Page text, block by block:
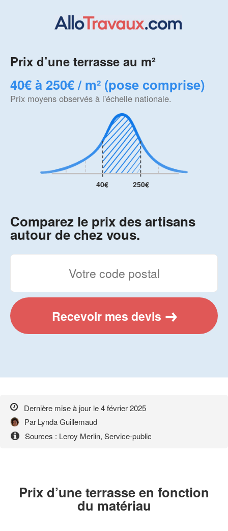
Prix d’une terrasse au m²
40€ à 250€ / m² (pose comprise)
Prix moyens observés à l'échelle nationale.
40€ 250€
Comparez le prix des artisans
autour de chez vous.
Recevoir mes devis
Dernière mise à jour le4 février 2025
ParLynda Guillemaud
Sources : Leroy Merlin, Service-public
Prix d’une terrasse en fonction
du matériau